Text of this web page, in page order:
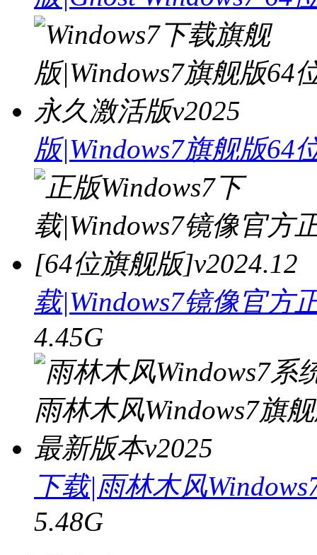
版|Windows7旗舰版64
载|Windows7镜像官方
4.45G
下载|雨林木风
5.48G